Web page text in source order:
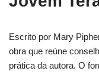
Escrito por Mary
obra que reúne
prática da autora. O